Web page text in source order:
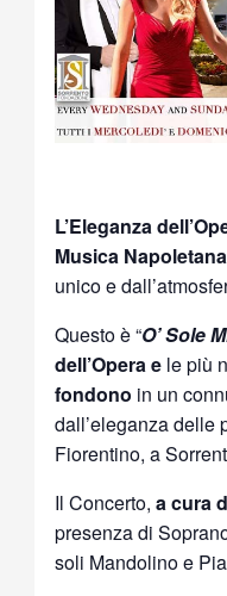
L’Eleganza
Musica Napoletana
unico e
Questo è “O’ Sole
dell’Opera e le più
fondono in un
dall’eleganza delle
Fiorentino, a
Il Concerto,a cura
presenza di
soli Mandolino e